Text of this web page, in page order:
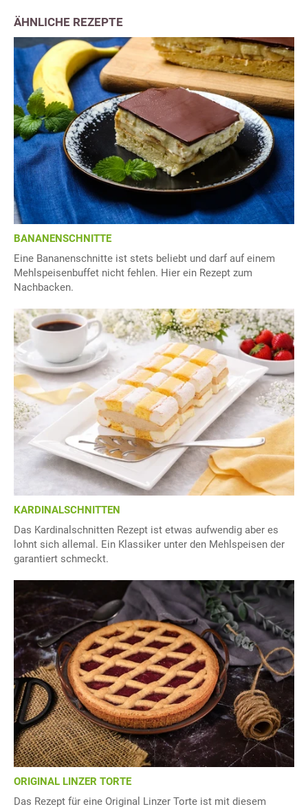
ÄHNLICHE REZEPTE
BANANENSCHNITTE
Eine Bananenschnitte ist stets beliebt und darf auf einem
Mehlspeisenbuffet nicht fehlen. Hier ein Rezept zum
Nachbacken.
KARDINALSCHNITTEN
Das Kardinalschnitten Rezept ist etwas aufwendig aber es
lohnt sich allemal. Ein Klassiker unter den Mehlspeisen der
garantiert schmeckt.
ORIGINAL LINZER TORTE
Das Rezept für eine Original Linzer Torte ist mit diesem